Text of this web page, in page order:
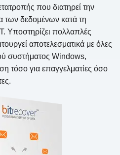
που διατηρεί την
των δεδομένων κατά τη
Υποστηρίζει πολλαπλές
αποτελεσματικά με όλες
συστήματος Windows,
τόσο για επαγγελματίες όσο